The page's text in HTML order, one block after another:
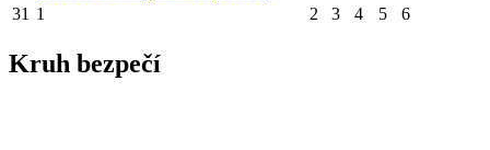
31 1 2 3 4 5 6
Kruh bezpečí